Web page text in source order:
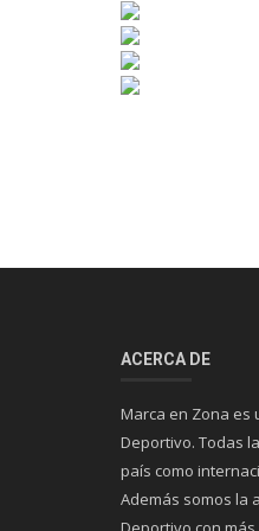
ACERCA DE
Marca en Zona es
Deportivo. Todas
país como
Además somos la